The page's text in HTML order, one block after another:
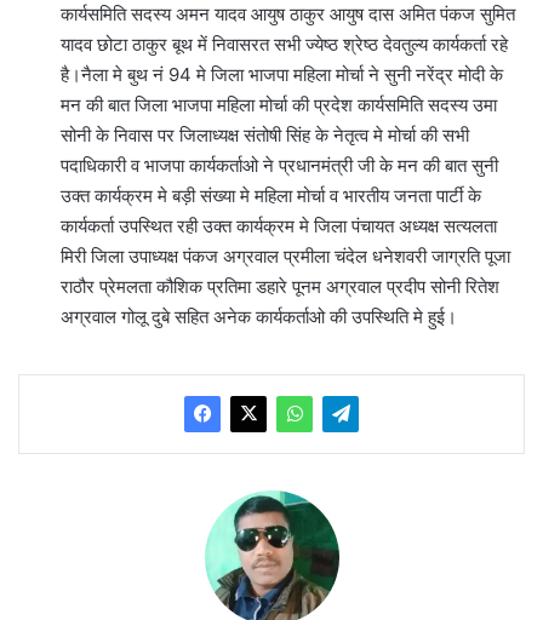
कार्यसमिति सदस्य अमन यादव आयुष ठाकुर आयुष दास अमित पंकज सुमित
यादव छोटा ठाकुर बूथ में निवासरत सभी ज्येष्ठ श्रेष्ठ देवतुल्य कार्यकर्ता रहे
है।नैला मे बुथ नं 94 मे जिला भाजपा महिला मोर्चा ने सुनी नरेंद्र मोदी के
मन की बात जिला भाजपा महिला मोर्चा की प्रदेश कार्यसमिति सदस्य उमा
सोनी के निवास पर जिलाध्यक्ष संतोषी सिंह के नेतृत्व मे मोर्चा की सभी
पदाधिकारी व भाजपा कार्यकर्ताओ ने प्रधानमंत्री जी के मन की बात सुनी
उक्त कार्यक्रम मे बड़ी संख्या मे महिला मोर्चा व भारतीय जनता पार्टी के
कार्यकर्ता उपस्थित रही उक्त कार्यक्रम मे जिला पंचायत अध्यक्ष सत्यलता
मिरी जिला उपाध्यक्ष पंकज अग्रवाल प्रमीला चंदेल धनेशवरी जाग्रति पूजा
राठौर प्रेमलता कौशिक प्रतिमा डहारे पूनम अग्रवाल प्रदीप सोनी रितेश
अग्रवाल गोलू दुबे सहित अनेक कार्यकर्ताओ की उपस्थिति मे हुई।